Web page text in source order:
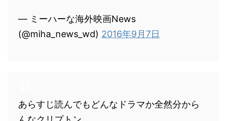
— ミーハーな海外映画News
(@miha_news_wd) 2016年9月7日
あらすじ読んでもどんなドラマか全然分から